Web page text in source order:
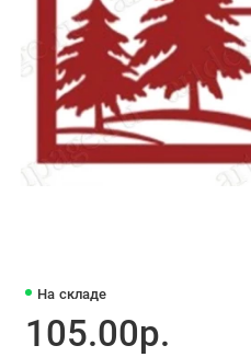
На складе
105.00р.